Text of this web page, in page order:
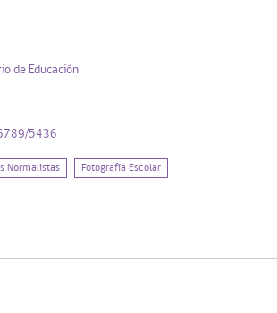
de Educación
5436
Normalistas Fotografía Escolar